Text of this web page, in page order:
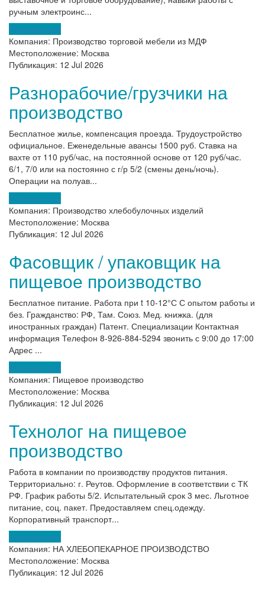
ручным электроинс...
Откликнуться
Компания: Производство торговой мебели из МДФ
Местоположение: Москва
Публикация: 12 Jul 2026
Разнорабочие/грузчики на
производство
Бесплатное жилье, компенсация проезда. Трудоустройство
официальное. Еженедельные авансы 1500 руб. Ставка на
вахте от 110 руб/час, на постоянной основе от 120 руб/час.
6/1, 7/0 или на постоянно с г/р 5/2 (смены день/ночь).
Операции на полуав...
Откликнуться
Компания: Производство хлебобулочных изделий
Местоположение: Москва
Публикация: 12 Jul 2026
Фасовщик / упаковщик на
пищевое производство
Бесплатное питание. Работа при t 10-12°С С опытом работы и
без. Гражданство: РФ, Там. Союз. Мед. книжка. (для
иностранных граждан) Патент. Специализации Контактная
информация Телефон 8-926-884-5294 звонить с 9:00 до 17:00
Адрес ...
Откликнуться
Компания: Пищевое производство
Местоположение: Москва
Публикация: 12 Jul 2026
Технолог на пищевое
производство
Работа в компании по производству продуктов питания.
Территориально: г. Реутов. Оформление в соответствии с ТК
РФ. График работы 5/2. Испытательный срок 3 мес. Льготное
питание, соц. пакет. Предоставляем спец.одежду.
Корпоративный транспорт...
Откликнуться
Компания: НА ХЛЕБОПЕКАРНОЕ ПРОИЗВОДСТВО
Местоположение: Москва
Публикация: 12 Jul 2026